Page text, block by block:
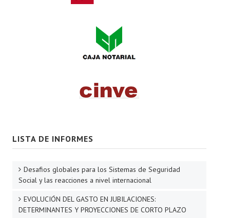
LISTA DE INFORMES
Desafios globales para los Sistemas de Seguridad
Social y las reacciones a nivel internacional
EVOLUCIÓN DEL GASTO EN JUBILACIONES:
DETERMINANTES Y PROYECCIONES DE CORTO PLAZO